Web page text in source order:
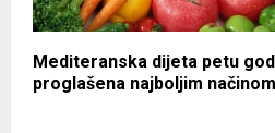
Mediteranska dijeta petu
proglašena najboljim